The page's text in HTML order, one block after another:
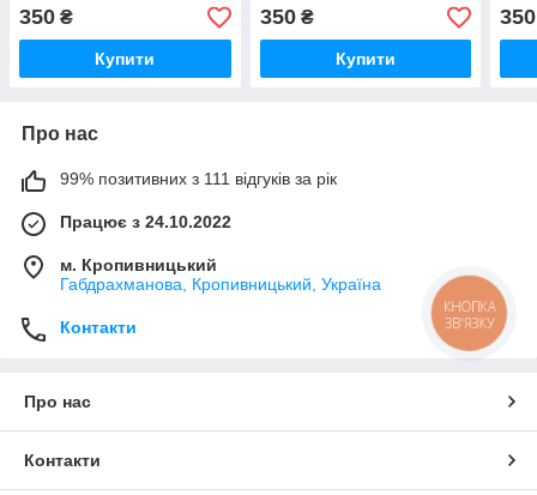
350 ₴
Купити
350₴
Купити
350
Про нас
99% позитивних з 111 відгуків за рік
Працює з 24.10.2022
м. Кропивницький
Габдрахманова, Кропивницький, Україна
Контакти
Про нас
Контакти
КНОПКА
ЗВ'ЯЗКУ